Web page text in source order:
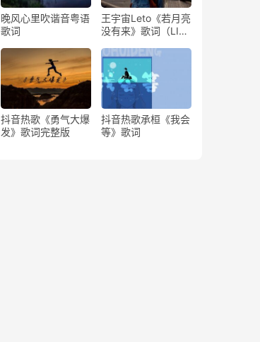
晚风心里吹谐音粤语
歌词
王宇宙Leto《若月亮
没有来》歌词（LIVE
抖音热歌《勇气大爆
发》歌词完整版
抖音热歌承桓《我会
等》歌词